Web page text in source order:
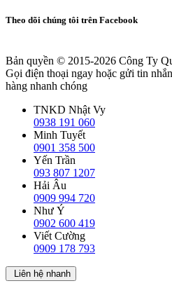
Theo dõi chúng tôi trên Facebook
Bản quyền © 2015-2026 Công Ty
Gọi điện thoại ngay hoặc gửi tin
hàng nhanh chóng
TNKD Nhật Vy
0938 191 060
Minh Tuyết
0901 358 500
Yến Trần
093 807 1207
Hải Âu
0909 994 720
Như Ý
0902 600 419
Viết Cường
0909 178 793
Liên hệ nhanh